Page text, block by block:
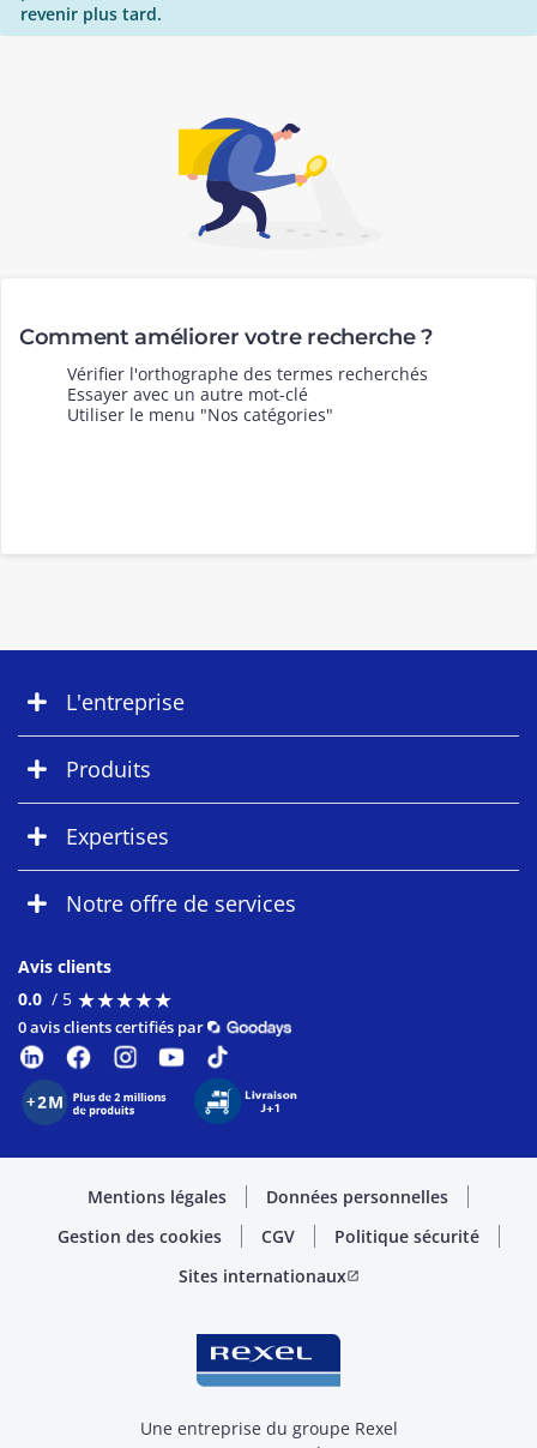
revenir plus tard.
Comment améliorer votre recherche ?
Vérifier l'orthographe des termes recherchés
Essayer avec un autre mot-clé
Utiliser le menu "Nos catégories"
L'entreprise
Produits
Expertises
Notre offre de services
Avis clients
0.0 / 5 ★★★★★
★★★★★
0 avis clients certifiés par
Mentions légales
Données personnelles
Gestion des cookies
CGV
Politique sécurité
Sites internationauxopen_in_new
Une entreprise du groupe Rexel